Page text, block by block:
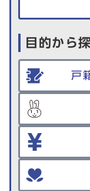
目的から
戸